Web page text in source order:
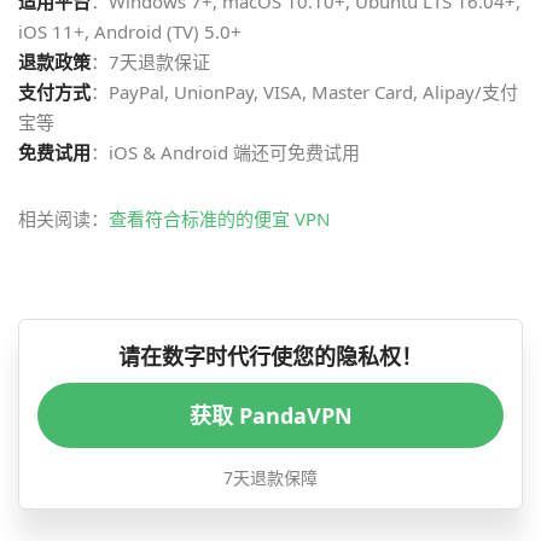
iOS 11+, Android (TV) 5.0+
退款政策：7天退款保证
支付方式：PayPal, UnionPay, VISA, Master Card, Alipay/支付
宝等
免费试用：iOS & Android 端还可免费试用
相关阅读： 查看符合标准的的便宜 VPN
请在数字时代行使您的隐私权！
获取 PandaVPN
7天退款保障